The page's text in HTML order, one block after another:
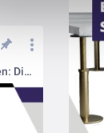
Schallschutz für Kabeldurchführungen: Die Akustikbox S